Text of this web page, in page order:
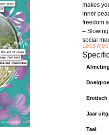
makes
inner
freedom
–
social
Lees
Jaar
Taal